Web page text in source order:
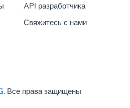
API разработчика
Свяжитесь с нами
. Все права защищены